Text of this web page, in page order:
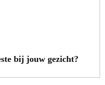
bij jouw gezicht?